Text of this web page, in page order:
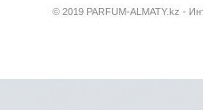
© 2019 PARFUM-ALMATY.kz -